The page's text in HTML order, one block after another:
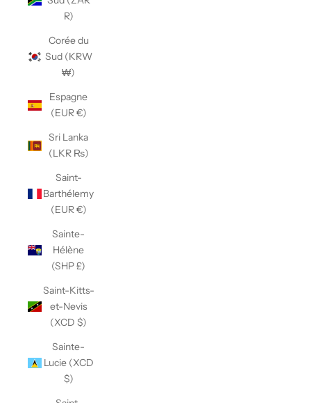
R)
Corée du
Sud (KRW
₩)
Espagne
(EUR €)
Sri Lanka
(LKR ₨)
Saint-
Barthélemy
(EUR €)
Sainte-
Hélène
(SHP £)
Saint-Kitts-
et-Nevis
(XCD $)
Sainte-
Lucie (XCD
$)